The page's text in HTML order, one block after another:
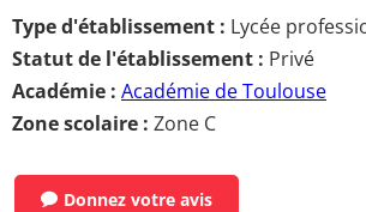
Type d'établissement : Lycée
Statut de l'établissement : Privé
Académie : Académie de Toulouse
Zone scolaire : Zone C
Donnez votre avis